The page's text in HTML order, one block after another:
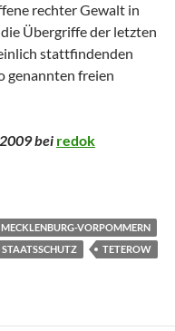
rechter Gewalt in
Übergriffe der letzten
stattfindenden
genannten freien
bei redok
MECKLENBURG-VORPOMMERN
STAATSSCHUTZ
TETEROW